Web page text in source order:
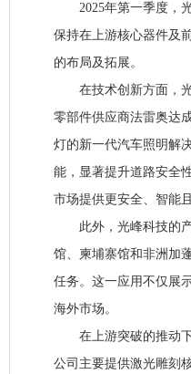
2025年第一季度，光
保持在上游核心器件及
的布局及拓展。
在技术创新方面，光
零部件供应商法雷奥达
灯的新一代汽车照明解
能，显著提升道路安全
市场提供更安全、智能
此外，光峰科技的产
馆、柬埔寨馆和非洲加
任务。这一应用不仅展
海外市场。
在上游突破的推动下
公司主要提供激光雕刻